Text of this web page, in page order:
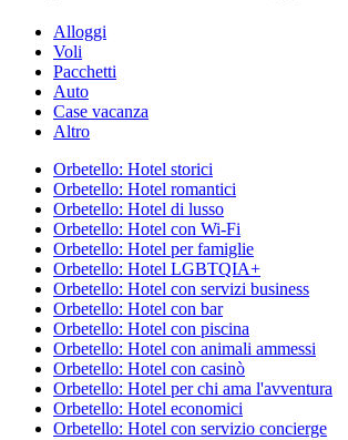
Alloggi
Voli
Pacchetti
Auto
Case vacanza
Altro
Orbetello: Hotel storici
Orbetello: Hotel romantici
Orbetello: Hotel di lusso
Orbetello: Hotel con Wi-Fi
Orbetello: Hotel per famiglie
Orbetello: Hotel LGBTQIA+
Orbetello: Hotel con servizi business
Orbetello: Hotel con bar
Orbetello: Hotel con piscina
Orbetello: Hotel con animali ammessi
Orbetello: Hotel con casinò
Orbetello: Hotel per chi ama l'avventura
Orbetello: Hotel economici
Orbetello: Hotel con servizio concierge